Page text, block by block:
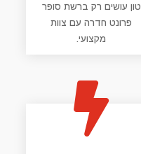
טון עושים רק ברשת סופר
פרונט חדרה עם צוות
מקצועי.
